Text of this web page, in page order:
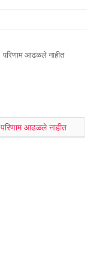
परिणाम आढळले नाहीत
परिणाम आढळले नाहीत